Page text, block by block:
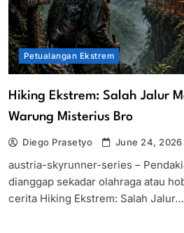
Petualangan Ekstrem
Hiking Ekstrem: Salah Jalur
Warung Misterius Bro
Diego Prasetyo June 24, 2026
austria-skyrunner-series –
dianggap sekadar olahraga atau
cerita Hiking Ekstrem: Salah Jalur…